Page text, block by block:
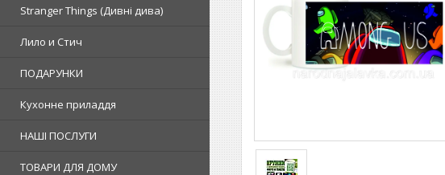
Stranger Things (Дивні дива)
Лило и Стич
ПОДАРУНКИ
Кухонне приладдя
НАШІ ПОСЛУГИ
ТОВАРИ ДЛЯ ДОМУ